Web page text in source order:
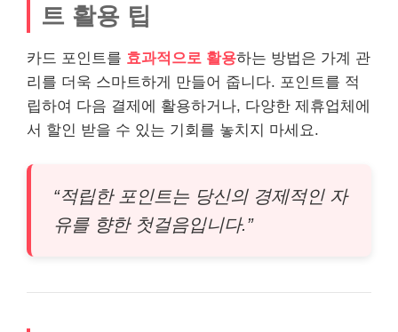
트 활용 팁
카드 포인트를 효과적으로 활용하는 방법은 가계 관
리를 더욱 스마트하게 만들어 줍니다. 포인트를 적
립하여 다음 결제에 활용하거나, 다양한 제휴업체에
서 할인 받을 수 있는 기회를 놓치지 마세요.
“적립한 포인트는 당신의 경제적인 자
유를 향한 첫걸음입니다.”